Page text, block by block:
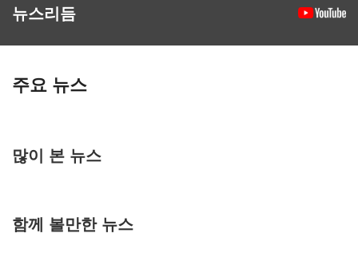
뉴스리듬
주요 뉴스
많이 본 뉴스
함께 볼만한 뉴스